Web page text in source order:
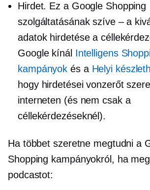
Hirdet. Ez a Google Shopping
szolgáltatásának szíve – a
adatok hirdetése a
Google kínál Intelligens
kampányok és a Helyi
hogy hirdetései vonzerőt
interneten (és nem csak a
céllekérdezéseknél).
Ha többet szeretne megtudni a
Shopping kampányokról, ha
podcastot: